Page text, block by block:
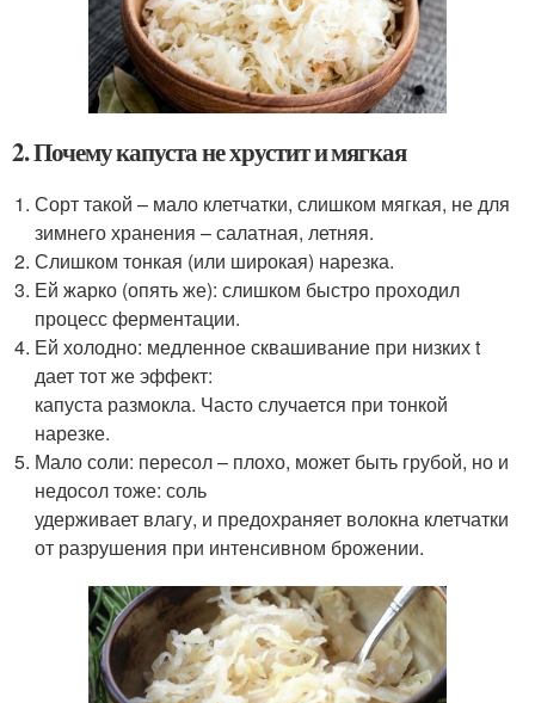
2. Почему капуста не хрустит и мягкая
Сорт такой – мало клетчатки, слишком мягкая, не для
зимнего хранения – салатная, летняя.
Слишком тонкая (или широкая) нарезка.
Ей жарко (опять же): слишком быстро проходил
процесс ферментации.
Ей холодно: медленное сквашивание при низких t
дает тот же эффект:
капуста размокла. Часто случается при тонкой
нарезке.
Мало соли: пересол – плохо, может быть грубой, но и
недосол тоже: соль
удерживает влагу, и предохраняет волокна клетчатки
от разрушения при интенсивном брожении.